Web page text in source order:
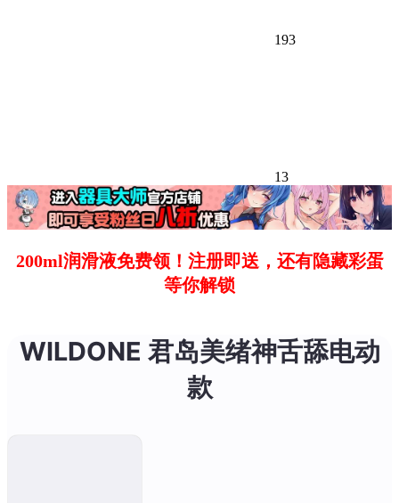
193
13
200ml润滑液免费领！注册即送，还有隐藏彩蛋
等你解锁
WILDONE 君岛美绪神舌舔电动
款